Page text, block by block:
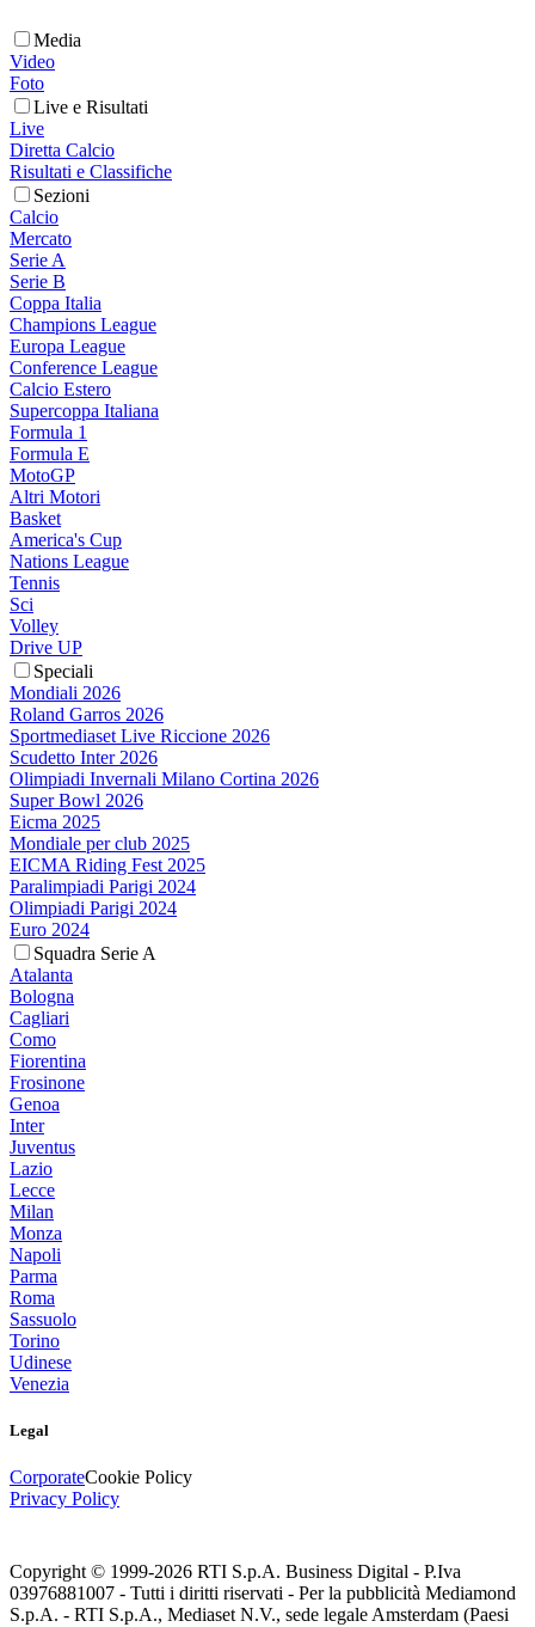
Media
Video
Foto
Live e Risultati
Live
Diretta Calcio
Risultati e Classifiche
Sezioni
Calcio
Mercato
Serie A
Serie B
Coppa Italia
Champions League
Europa League
Conference League
Calcio Estero
Supercoppa Italiana
Formula 1
Formula E
MotoGP
Altri Motori
Basket
America's Cup
Nations League
Tennis
Sci
Volley
Drive UP
Speciali
Mondiali 2026
Roland Garros 2026
Sportmediaset Live Riccione 2026
Scudetto Inter 2026
Olimpiadi Invernali Milano Cortina 2026
Super Bowl 2026
Eicma 2025
Mondiale per club 2025
EICMA Riding Fest 2025
Paralimpiadi Parigi 2024
Olimpiadi Parigi 2024
Euro 2024
Squadra Serie A
Atalanta
Bologna
Cagliari
Como
Fiorentina
Frosinone
Genoa
Inter
Juventus
Lazio
Lecce
Milan
Monza
Napoli
Parma
Roma
Sassuolo
Torino
Udinese
Venezia
Legal
CorporateCookie Policy
Privacy Policy
Copyright © 1999-2026 RTI S.p.A. Business Digital - P.Iva
03976881007 - Tutti i diritti riservati - Per la pubblicità Mediamond
S.p.A. - RTI S.p.A., Mediaset N.V., sede legale Amsterdam (Paesi